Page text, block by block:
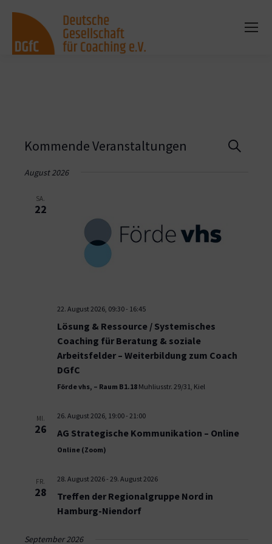
Suche
Kommende Veranstaltungen
August 2026
SA.
22
22. August 2026, 09:30- 16:45
Lösung & Ressource / Systemisches
Coaching für Beratung & soziale
Arbeitsfelder – Weiterbildung zum Coach
DGfC
Förde vhs, – Raum B1.18 Muhliusstr. 29/31, Kiel
MI.
26
26. August 2026, 19:00- 21:00
AG Strategische Kommunikation – Online
Online (Zoom)
FR.
28
28. August 2026- 29. August 2026
Treffen der Regionalgruppe Nord in
Hamburg-Niendorf
September 2026